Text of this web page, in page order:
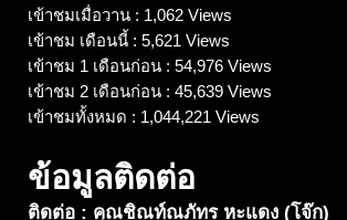
เข้าชมเมื่อวาน : 1,062 Views
เข้าชม เดือนนี้ : 5,621 Views
เข้าชม 1 เดือนก่อน : 54,976 Views
เข้าชม 2 เดือนก่อน : 45,639 Views
เข้าชมทั้งหมด : 1,044,221 Views
ข้อมูลติดต่อ
ติดต่อ : คุณชิณท์ณภัทร หะแดง (โจ๊ก)